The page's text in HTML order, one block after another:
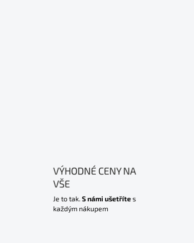
VÝHODNÉ CENY NA
VŠE
Je to tak.S námi ušetřítes
každým nákupem